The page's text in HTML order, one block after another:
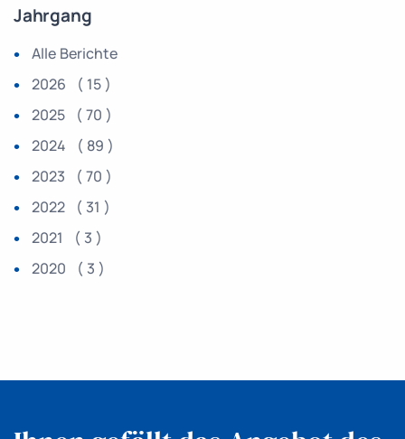
Jahrgang
Alle Berichte
2026 ( 15 )
2025 ( 70 )
2024 ( 89 )
2023 ( 70 )
2022 ( 31 )
2021 ( 3 )
2020 ( 3 )